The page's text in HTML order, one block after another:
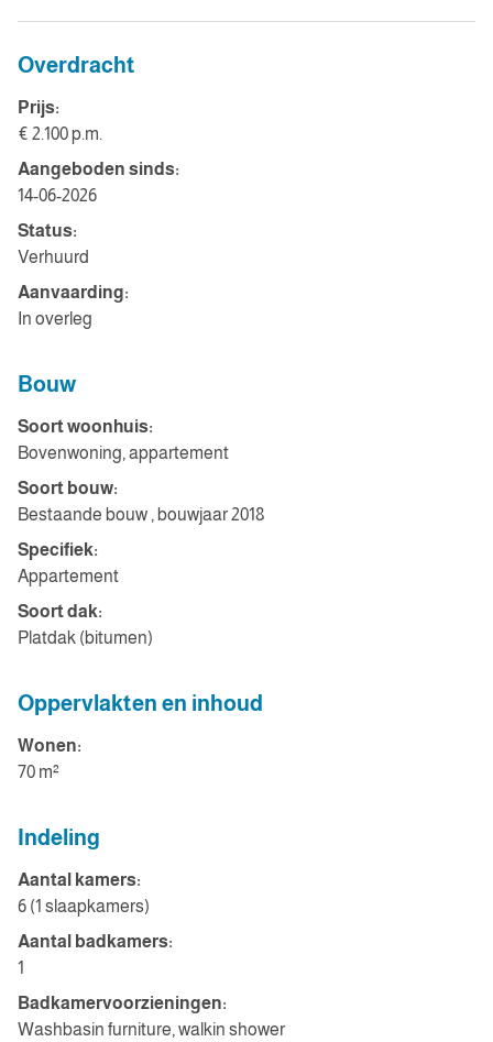
Overdracht
Prijs:
€ 2.100 p.m.
Aangeboden sinds:
14-06-2026
Status:
Verhuurd
Aanvaarding:
In overleg
Bouw
Soort woonhuis:
Bovenwoning, appartement
Soort bouw:
Bestaande bouw , bouwjaar 2018
Specifiek:
Appartement
Soort dak:
Platdak (bitumen)
Oppervlakten en inhoud
Wonen:
70 m²
Indeling
Aantal kamers:
6 (1 slaapkamers)
Aantal badkamers:
1
Badkamervoorzieningen:
Washbasin furniture, walkin shower